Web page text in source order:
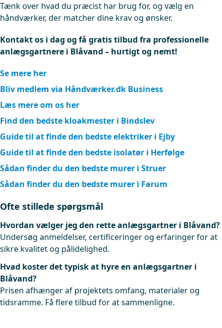
Tænk over hvad du præcist har brug for, og vælg en
håndværker, der matcher dine krav og ønsker.
Kontakt os i dag og få gratis tilbud fra professionelle
anlægsgartnere i Blåvand – hurtigt og nemt!
Se mere her
Bliv medlem via Håndværker.dk Business
Læs mere om os her
Find den bedste kloakmester i Bindslev
Guide til at finde den bedste elektriker i Ejby
Guide til at finde den bedste isolatør i Herfølge
Sådan finder du den bedste murer i Struer
Sådan finder du den bedste murer i Farum
Ofte stillede spørgsmål
Hvordan vælger jeg den rette anlægsgartner i Blåvand?
Undersøg anmeldelser, certificeringer og erfaringer for at
sikre kvalitet og pålidelighed.
Hvad koster det typisk at hyre en anlægsgartner i
Blåvand?
Prisen afhænger af projektets omfang, materialer og
tidsramme. Få flere tilbud for at sammenligne.